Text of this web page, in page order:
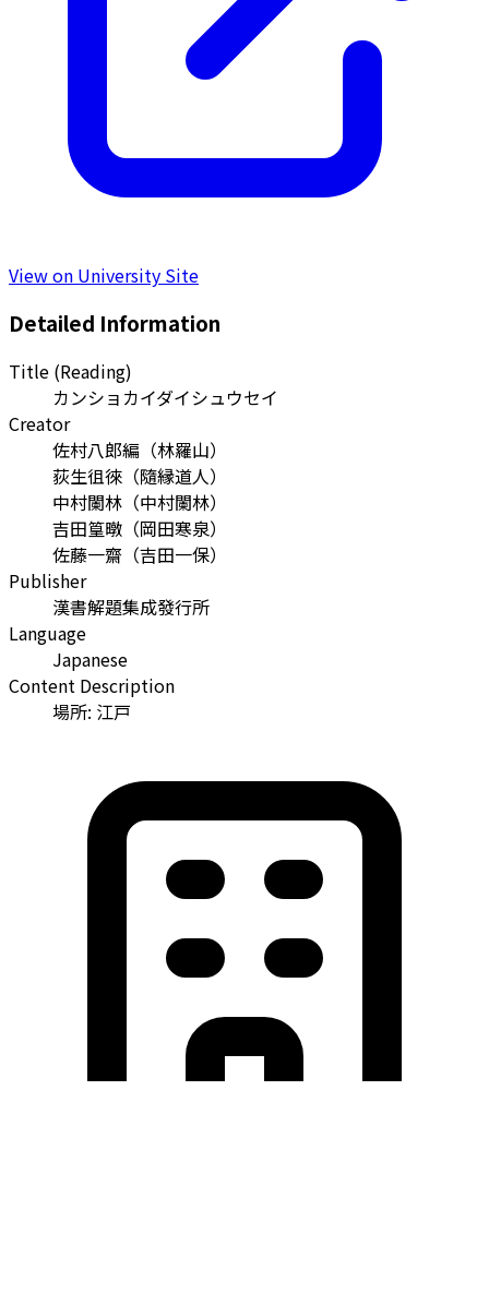
View on University Site
Detailed Information
Title (Reading)
カンショカイダイシュウセイ
Creator
佐村八郎編 （林羅山）
荻生徂徠 （隨縁道人）
中村闌林 （中村闌林）
吉田篁暾 （岡田寒泉）
佐藤一齋 （吉田一保）
Publisher
漢書解題集成發行所
Language
Japanese
Content Description
場所: 江戸